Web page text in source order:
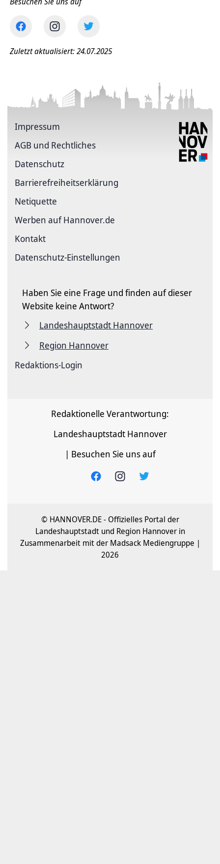
Zuletzt aktualisiert: 24.07.2025
Impressum
AGB und Rechtliches
Datenschutz
Barriere­freiheits­erklärung
Netiquette
Werben auf Hannover.de
Kontakt
Datenschutz-Einstellungen
Haben Sie eine Frage und finden auf dieser
Website keine Antwort?
Landeshauptstadt Hannover
Region Hannover
Redaktions-Login
Redaktionelle Verantwortung:
Landeshauptstadt Hannover
| Besuchen Sie uns auf
© HANNOVER.DE - Offizielles Portal der
Landeshauptstadt und Region Hannover in
Zusammenarbeit mit der Madsack Mediengruppe |
2026